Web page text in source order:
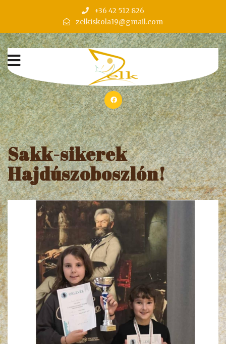
+36 42 512 826
zelkiskola19@gmail.com
Sakk-sikerek
Hajdúszoboszlón!